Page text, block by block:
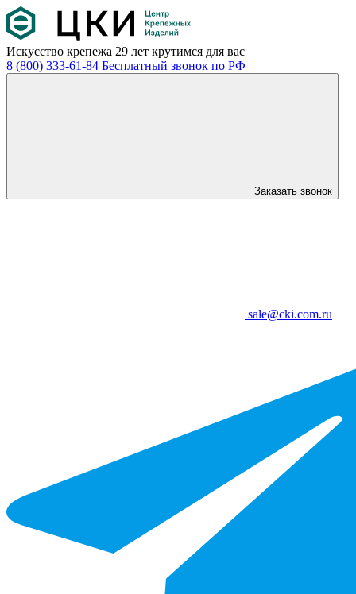
Искусство крепежа 29 лет крутимся для вас
8 (800) 333-61-84 Бесплатный звонок по РФ
Заказать звонок
sale@cki.com.ru